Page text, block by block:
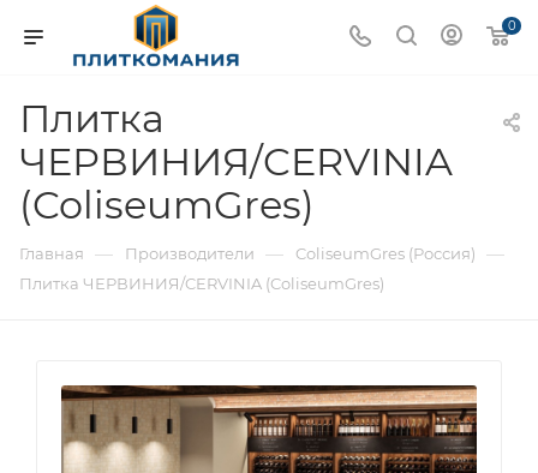
0
Плитка
ЧЕРВИНИЯ/CERVINIA
(ColiseumGres)
Главная — Производители — ColiseumGres (Россия) —
Плитка ЧЕРВИНИЯ/CERVINIA (ColiseumGres)